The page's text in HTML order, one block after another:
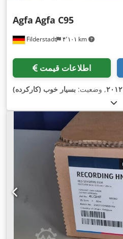
Filderstadt ۴٬۱۰۱ km
Agfa Agfa C95
اطلاعات قیمت
۲۰۱۲, وضعیت: بسیار خوب (کارکرده)